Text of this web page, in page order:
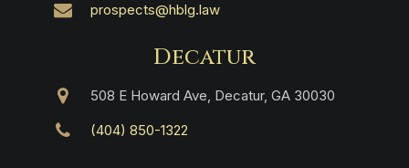
prospects@hblg.law
Decatur
508 E Howard Ave, Decatur, GA 30030
(404) 850-1322